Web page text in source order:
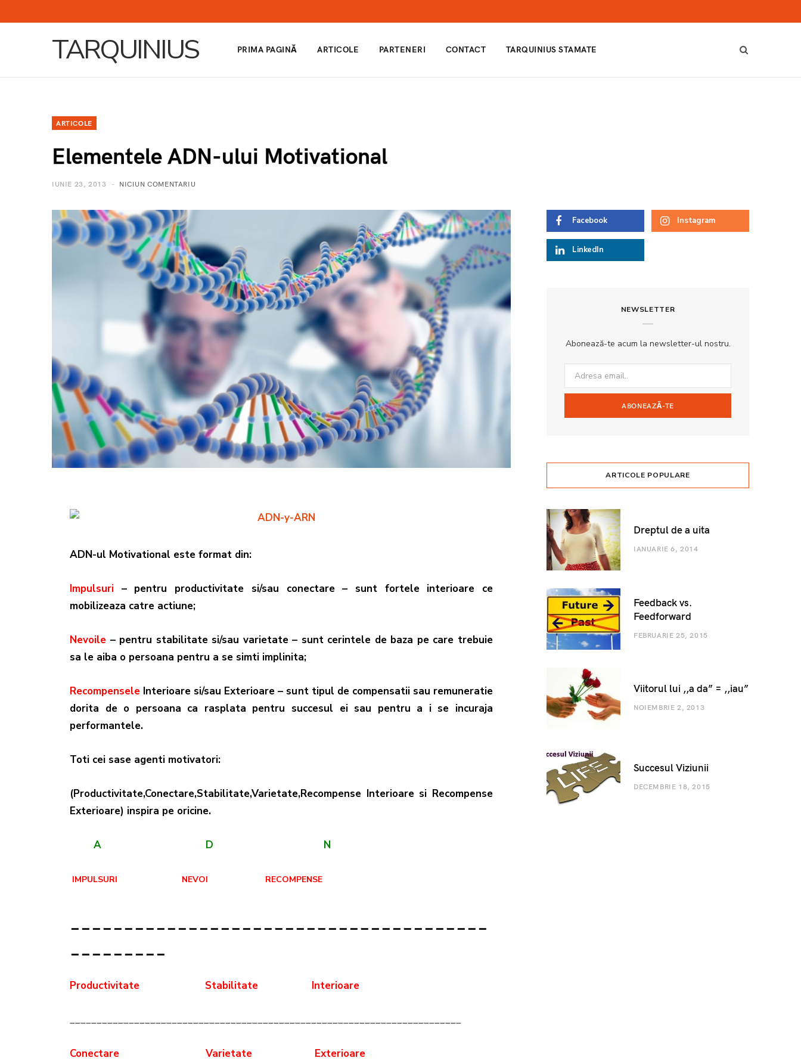
TARQUINIUS PRIMA PAGINĂ ARTICOLE PARTENERI CONTACT TARQUINIUS STAMATE
ARTICOLE
Elementele ADN-ului Motivational
IUNIE 23, 2013 NICIUN COMENTARIU
ADN-ul Motivational este format din:
Impulsuri– pentru productivitate si/sau conectare– sunt fortele interioare ce
mobilizeaza catre actiune;
Nevoile– pentru stabilitate si/sau varietate – sunt cerintele de baza pe care trebuie
sa le aiba o persoana pentru a se simti implinita;
RecompenseleInterioare si/sau Exterioare – sunt tipul de compensatii sau remuneratie
dorita de o persoana ca rasplata pentru succesul ei sau pentru a i se incuraja
performantele.
Toti cei sase agenti motivatori:
(Productivitate,Conectare,Stabilitate,Varietate,Recompense Interioare si Recompense
Exterioare) inspira pe oricine.
A D N
IMPULSURI NEVOI RECOMPENSE
Productivitate Stabilitate Interioare
_________________________________________________________________________
Conectare Varietate Exterioare
Facebook Instagram
LinkedIn
NEWSLETTER
Abonează-te acum la newsletter-ul nostru.
ARTICOLE POPULARE
Dreptul de a uita
IANUARIE 6, 2014
Feedback vs.
Feedforward
FEBRUARIE 25, 2015
Viitorul lui ,,a da” = ,,iau”
NOIEMBRIE 2, 2013
Succesul Viziunii
DECEMBRIE 18, 2015